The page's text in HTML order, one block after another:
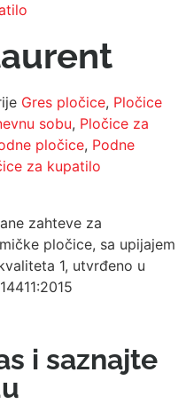
Gres pločice, Pločice
sobu, Pločice za
pločice, Podne
za kupatilo
zahteve za
pločice, sa upijajem
1, utvrđeno u
i saznajte